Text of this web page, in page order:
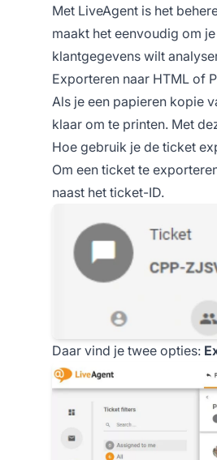
Met LiveAgent is het
maakt het eenvoudig om
klantgegevens wilt
Exporteren naar HTML of
Als je een papieren kopie
klaar om te printen. Met
Hoe gebruik je de ticket
Om een ticket te
naast het ticket-ID.
Daar vind je twee opties: